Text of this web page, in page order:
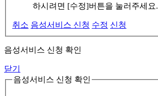
하시려면 [수정]버튼을 눌러주세요.
취소 음성서비스 신청 수정 신청
음성서비스 신청 확인
닫기
음성서비스 신청 확인